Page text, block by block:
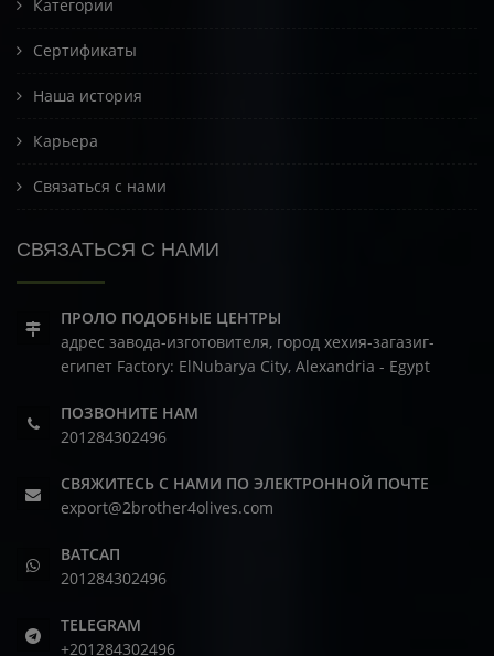
Категории
Сертификаты
Наша история
Карьера
Связаться с нами
СВЯЗАТЬСЯ С НАМИ
ПРОЛО ПОДОБНЫЕ ЦЕНТРЫ
адрес завода-изготовителя, город хехия-загазиг-
египет Factory: ElNubarya City, Alexandria - Egypt
ПОЗВОНИТЕ НАМ
201284302496
СВЯЖИТЕСЬ С НАМИ ПО ЭЛЕКТРОННОЙ ПОЧТЕ
export@2brother4olives.com
ВАТСАП
201284302496
TELEGRAM
+201284302496